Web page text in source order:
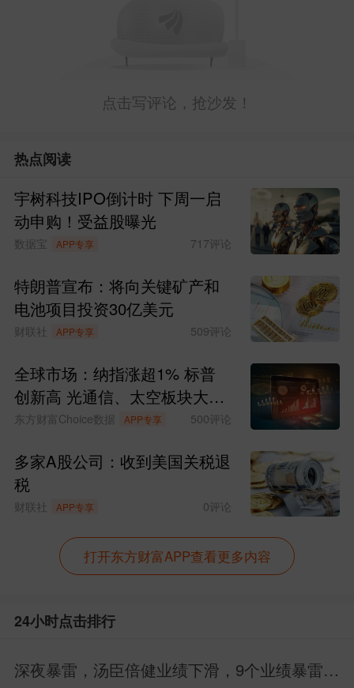
点击写评论，抢沙发！
热点阅读
宇树科技IPO倒计时 下周一启
动申购！受益股曝光
数据宝 APP专享 717评论
特朗普宣布：将向关键矿产和
电池项目投资30亿美元
财联社 APP专享 509评论
全球市场：纳指涨超1% 标普
创新高 光通信、太空板块大涨
SpaceX涨超15%
东方财富Choice数据 APP专享 500评论
多家A股公司：收到美国关税退
税
财联社 APP专享 0评论
打开东方财富APP查看更多内容
24小时点击排行
深夜暴雷，汤臣倍健业绩下滑，9个业绩暴雷，